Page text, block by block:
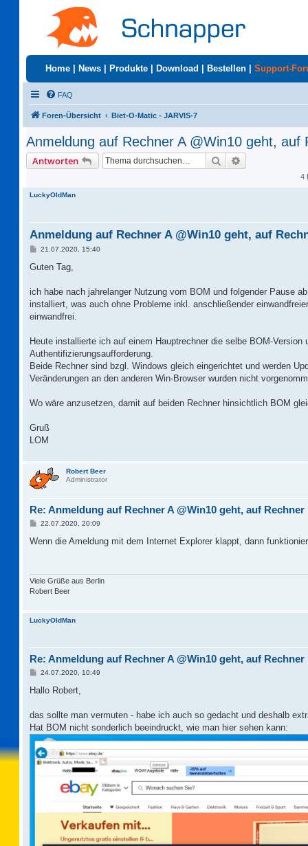
Home News Produkte Download Bestellen Support-
FAQ
Foren-Übersicht Biet-O-Matic - JARVIS-7
Anmeldung auf Rechner A @Win10 geht, auf
Antworten Suche
4
LuckyOldMan
Anmeldung auf Rechner A @Win10 geht, auf
B
i
a
21.07.2020, 15:40
Guten Tag,
ich habe nach jahrelanger Nutzung vom BOM und folgender Pause
installiert, was auch ohne Probleme inkl. anschließender
einwandfrei.
Heute installierte ich auf einem Hauptrechner die selbe BOM-
Authentifizierungsaufforderung.
Beide Rechner sind bzgl. Windows gleich eingerichtet und werden
Veränderungen an den anderen Win-Browser wurden nicht
Wo wäre anzusetzen, damit auf beiden Rechner hinsichtlich BOM
Gruß
LOM
Robert Beer
Administrator
Re: Anmeldung auf Rechner A @Win10 geht, auf
B
i
22.07.2020, 20:09
Wenn die Ameldung mit dem Internet Explorer klappt, dann
Viele Grüße aus Berlin
Robert Beer
LuckyOldMan
Re: Anmeldung auf Rechner A @Win10 geht, auf
B
i
a
24.07.2020, 10:49
Hallo Robert,
das sollte man vermuten - habe ich auch so gedacht und deshalb
Hat BOM nicht sonderlich beeindruckt, wie man hier sehen kann: